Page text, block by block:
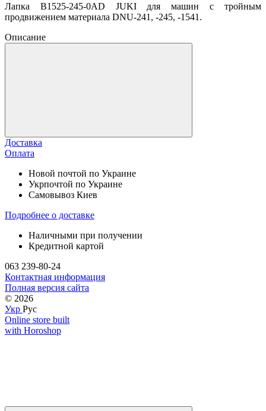
Лапка B1525-245-0AD JUKI для машин с тройным
продвижением материала DNU-241, -245, -1541.
Описание
Доставка
Оплата
Новой почтой по Украине
Укрпочтой по Украине
Самовывоз Киев
Подробнее о доставке
Наличными при получении
Кредитной картой
063 239-80-24
Контактная информация
Полная версия сайта
© 2026
Укр Рус
Online store built
with Horoshop